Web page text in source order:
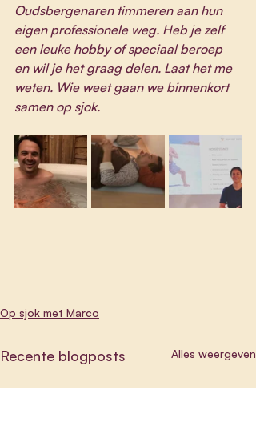
Oudsbergenaren timmeren aan hun
eigen professionele weg. Heb je zelf
een leuke hobby of speciaal beroep
en wil je het graag delen. Laat het me
weten. Wie weet gaan we binnenkort
samen op sjok.
Op sjok met Marco
Recente blogposts Alles weergeven